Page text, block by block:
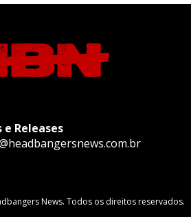
e Releases
News. Todos os direitos reservados.